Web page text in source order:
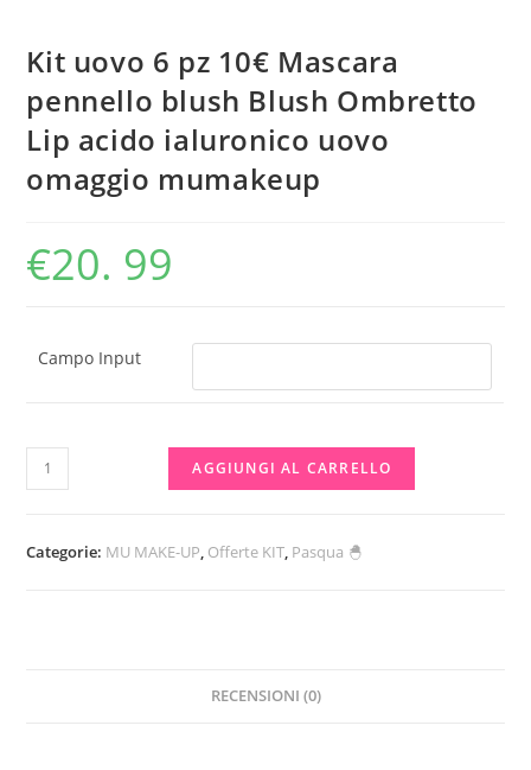
Kit uovo 6 pz 10€ Mascara
pennello blush Blush Ombretto
Lip acido ialuronico uovo
omaggio mumakeup
€20. 99
Campo Input
Kit
uovo
pz
AGGIUNGI AL CARRELLO
Categorie: MU MAKE-UP, Offerte KIT, Pasqua 🐣
RECENSIONI (0)